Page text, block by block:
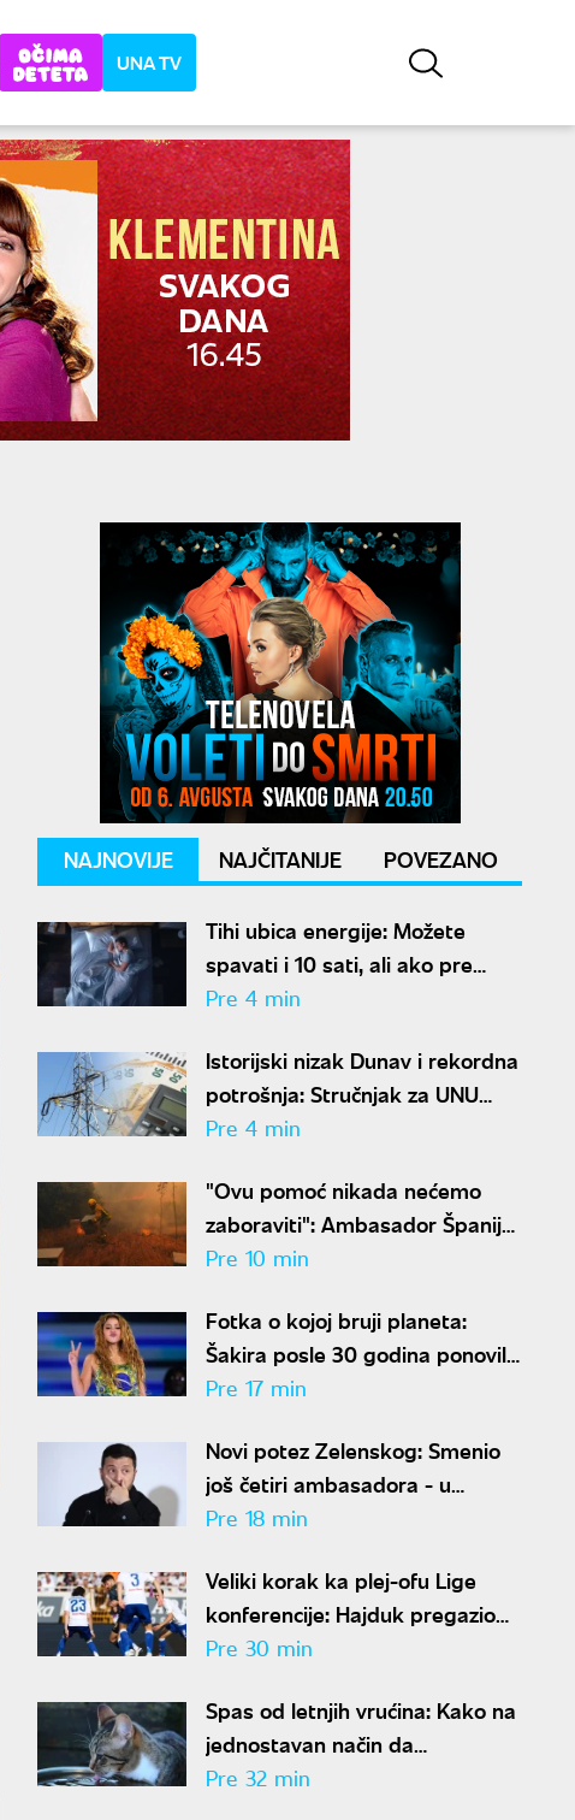
UNA TV
NAJNOVIJE NAJČITANIJE POVEZANO
Tihi ubica energije: Možete
spavati i 10 sati, ali ako pre
kreveta radite ovo, organizam
Pre 4 min
Istorijski nizak Dunav i rekordna
potrošnja: Stručnjak za UNU
otkriva kako uštedeti struju
Pre 4 min
"Ovu pomoć nikada nećemo
zaboraviti": Ambasador Španije
zahvalio Srbiji na borbi protiv
Pre 10 min
Fotka o kojoj bruji planeta:
Šakira posle 30 godina ponovila
istu pozu, ljudi u čudu - "Kako je
Pre 17 min
Novi potez Zelenskog: Smenio
još četiri ambasadora - u
Hrvatskoj, Albaniji, Crnoj Gori i
Pre 18 min
Veliki korak ka plej-ofu Lige
konferencije: Hajduk pregazio
Žalgiris u Litvaniji
Pre 30 min
Spas od letnjih vrućina: Kako na
jednostavan način da
podstaknete mačku da pije više
Pre 32 min